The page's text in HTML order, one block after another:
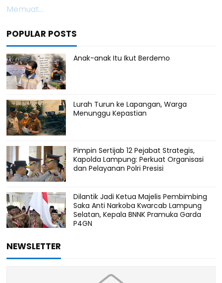
Memuat...
POPULAR POSTS
Anak-anak Itu Ikut Berdemo
Lurah Turun ke Lapangan, Warga
Menunggu Kepastian
Pimpin Sertijab 12 Pejabat Strategis,
Kapolda Lampung: Perkuat Organisasi
dan Pelayanan Polri Presisi
Dilantik Jadi Ketua Majelis Pembimbing
Saka Anti Narkoba Kwarcab Lampung
Selatan, Kepala BNNK Pramuka Garda
P4GN
NEWSLETTER